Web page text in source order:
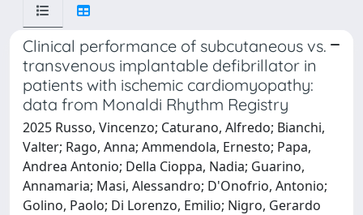
Clinical performance of subcutaneous vs.
transvenous implantable defibrillator in
patients with ischemic cardiomyopathy:
data from Monaldi Rhythm Registry
2025 Russo, Vincenzo; Caturano, Alfredo; Bianchi,
Valter; Rago, Anna; Ammendola, Ernesto; Papa,
Andrea Antonio; Della Cioppa, Nadia; Guarino,
Annamaria; Masi, Alessandro; D'Onofrio, Antonio;
Golino, Paolo; Di Lorenzo, Emilio; Nigro, Gerardo